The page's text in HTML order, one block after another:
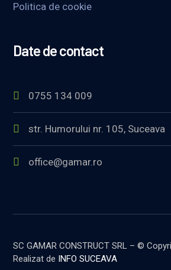
Politica de cookie
Date de contact
0755 134 009
str. Humorului nr. 105, Suceava
office@gamar.ro
SC GAMAR CONSTRUCT SRL – ©
Realizat de INFO SUCEAVA